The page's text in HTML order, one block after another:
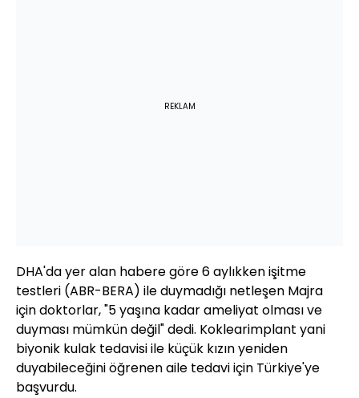
REKLAM
DHA'da yer alan habere göre 6 aylıkken işitme
testleri (ABR-BERA) ile duymadığı netleşen Majra
için doktorlar, "5 yaşına kadar ameliyat olması ve
duyması mümkün değil" dedi. Koklearimplant yani
biyonik kulak tedavisi ile küçük kızın yeniden
duyabileceğini öğrenen aile tedavi için Türkiye'ye
başvurdu.